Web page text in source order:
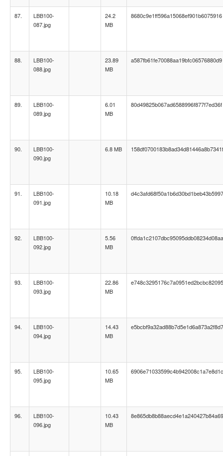
87.
LBB100-
087.jpg
24.2
MB
8680c9e1ff596a15068ef901b6075916
88.
LBB100-
088.jpg
23.89
MB
a587fb61fe70088aa19bfc06576880d9
89.
LBB100-
089.jpg
6.01
MB
80d49825b067ad6588996f877f7ed36f
90.
LBB100-
090.jpg
6.8 MB 158df0700183b8ad34d81446a8b7341f
91.
LBB100-
091.jpg
10.18
MB
d4c3afd68f50a1b6d30bd1beb43b5997
92.
LBB100-
092.jpg
5.56
MB
0ffda1c2107dbc95095ddb08234d08aa
93.
LBB100-
093.jpg
22.86
MB
94.
LBB100-
094.jpg
14.43
MB
e5bcbf9a32ad88b7d5e1d6a873a2f8d7
95.
LBB100-
095.jpg
10.65
MB
96.
LBB100-
096.jpg
10.43
MB